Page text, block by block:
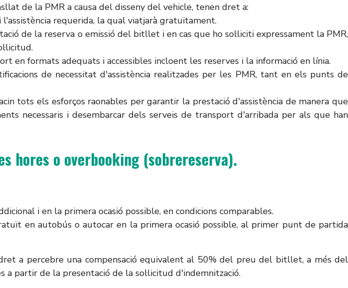
de la PMR a causa del disseny del vehicle, tenen dret a:
requerida, la qual viatjarà gratuïtament.
de la reserva o emissió del bitllet i en cas que ho sol·liciti expressament la PMR,
en formats adequats i accessibles incloent les reserves i la informació en línia.
de necessitat d'assistència realitzades per les PMR, tant en els punts de
tots els esforços raonables per garantir la prestació d'assistència de manera que
necessaris i desembarcar dels serveis de transport d'arribada per als que han
hores o overbooking (sobrereserva).
i en la primera ocasió possible, en condicions comparables.
en autobús o autocar en la primera ocasió possible, al primer punt de partida
a percebre una compensació equivalent al 50% del preu del bitllet, a més del
partir de la presentació de la sol·licitud d'indemnització.